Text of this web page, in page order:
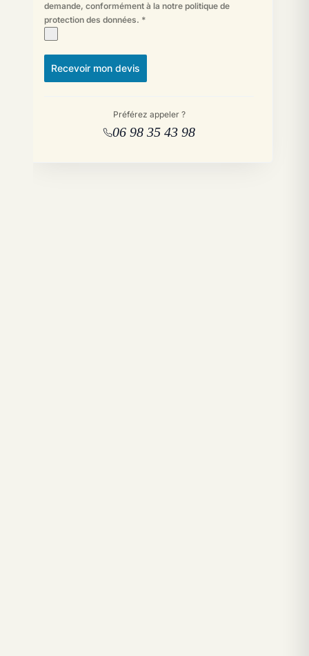
demande, conformément à la notre politique de
protection des données. *
Recevoir mon devis
Préférez appeler ?
06 98 35 43 98